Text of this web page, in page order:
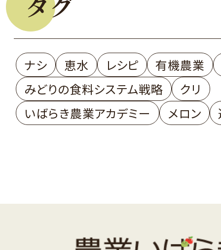
ナシ 恵水 レシピ
有機農業
みどりの食料システム戦略
クリ
いばらき農業アカデミー
メロン